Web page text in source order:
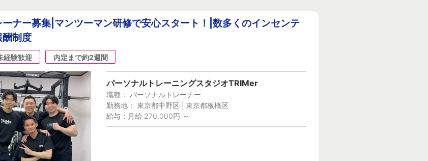
ナー募集|マンツーマン研修で安心スタート！|数多くのインセンテ
酬制度
経験歓迎 内定まで約2週間
パーソナルトレーニングスタジオTRIMer
職種： パーソナルトレーナー
勤務地： 東京都中野区 | 東京都板橋区
給与：月給 270,000円 ～